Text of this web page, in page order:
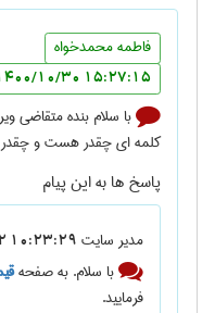
فاطمه محمدخواه
15:27:15 1400/10/30
با سلام بنده متقاضی
کلمه ای چقدر هست و
پاسخ ها به این پیام
مدیر سایت 10:23:29 1400/11/02
با سلام. به صفحه
فرمایید.